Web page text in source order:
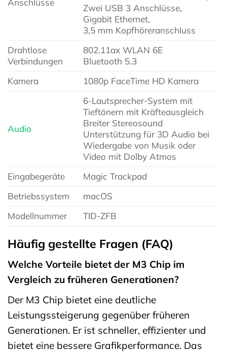
Anschlüsse
Zwei USB 3 Anschlüsse,
Gigabit Ethernet,
3,5 mm Kopfhöreranschluss
Drahtlose
Verbindungen
802.11ax WLAN 6E
Bluetooth 5.3
Kamera
1080p FaceTime HD Kamera
Audio
6-Lautsprecher-System mit
Tieftönern mit Kräfteausgleich
Breiter Stereosound
Unterstützung für 3D Audio bei
Wiedergabe von Musik oder
Video mit Dolby Atmos
Eingabegeräte
Magic Trackpad
Betriebssystem
macOS
Modellnummer
TID-ZFB
Häufig gestellte Fragen (FAQ)
Welche Vorteile bietet der M3 Chip im
Vergleich zu früheren Generationen?
Der M3 Chip bietet eine deutliche
Leistungssteigerung gegenüber früheren
Generationen. Er ist schneller, effizienter und
bietet eine bessere Grafikperformance. Das